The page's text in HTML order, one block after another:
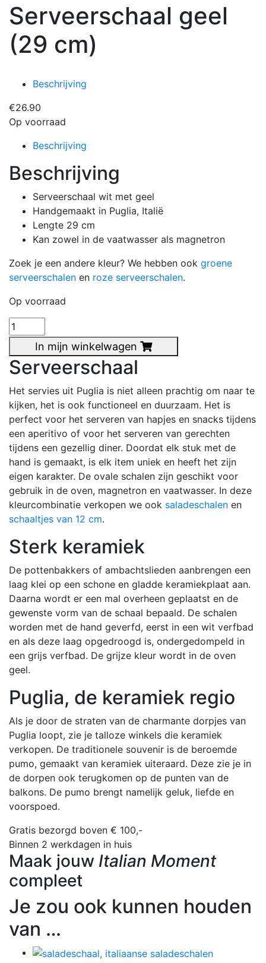
Serveerschaal geel
(29 cm)
Beschrijving
€26.90
Op voorraad
Beschrijving
Beschrijving
Serveerschaal wit met geel
Handgemaakt in Puglia, Italië
Lengte 29 cm
Kan zowel in de vaatwasser als magnetron
Zoek je een andere kleur? We hebben ook groene
serveerschalen en roze serveerschalen.
Op voorraad
Serveerschaal
geel
(29
cm)
In mijn winkelwagen
Serveerschaal
Het servies uit Puglia is niet alleen prachtig om naar te
kijken, het is ook functioneel en duurzaam. Het is
perfect voor het serveren van hapjes en snacks tijdens
een aperitivo of voor het serveren van gerechten
tijdens een gezellig diner. Doordat elk stuk met de
hand is gemaakt, is elk item uniek en heeft het zijn
eigen karakter. De ovale schalen zijn geschikt voor
gebruik in de oven, magnetron en vaatwasser. In deze
kleurcombinatie verkopen we ook saladeschalen en
schaaltjes van 12 cm.
Sterk keramiek
De pottenbakkers of ambachtslieden aanbrengen een
laag klei op een schone en gladde keramiekplaat aan.
Daarna wordt er een mal overheen geplaatst en de
gewenste vorm van de schaal bepaald. De schalen
worden met de hand geverfd, eerst in een wit verfbad
en als deze laag opgedroogd is, ondergedompeld in
een grijs verfbad. De grijze kleur wordt in de oven
geel.
Puglia, de keramiek regio
Als je door de straten van de charmante dorpjes van
Puglia loopt, zie je talloze winkels die keramiek
verkopen. De traditionele souvenir is de beroemde
pumo, gemaakt van keramiek uiteraard. Deze zie je in
de dorpen ook terugkomen op de punten van de
balkons. De pumo brengt namelijk geluk, liefde en
voorspoed.
Gratis bezorgd boven € 100,-
Binnen 2 werkdagen in huis
Maak jouw Italian Moment
compleet
Je zou ook kunnen houden
van …